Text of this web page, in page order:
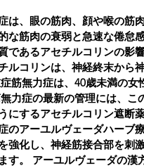
は、眼の筋肉、顔や喉の筋
な筋肉の衰弱と急速な倦怠
であるアセチルコリンの影
ルコリンは、神経終末から
筋無力症は、40歳未満の女
力症の最新の管理には、こ
にするアセチルコリン遮断
のアーユルヴェーダハーブ
強化し、神経筋接合部を刺
す。
アーユルヴェーダの漢